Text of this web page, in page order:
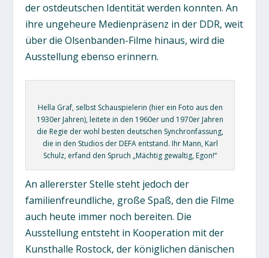
der ostdeutschen Identität werden konnten. An
ihre ungeheure Medienpräsenz in der DDR, weit
über die Olsenbanden-Filme hinaus, wird die
Ausstellung ebenso erinnern.
Hella Graf, selbst Schauspielerin (hier ein Foto aus den
1930er Jahren), leitete in den 1960er und 1970er Jahren
die Regie der wohl besten deutschen Synchronfassung,
die in den Studios der DEFA entstand. Ihr Mann, Karl
Schulz, erfand den Spruch „Mächtig gewaltig, Egon!“
An allererster Stelle steht jedoch der
familienfreundliche, große Spaß, den die Filme
auch heute immer noch bereiten. Die
Ausstellung entsteht in Kooperation mit der
Kunsthalle Rostock, der königlichen dänischen